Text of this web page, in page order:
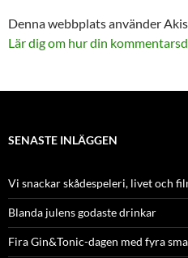
Denna webbplats använder
Lär dig om hur din
SENASTE INLÄGGEN
Vi snackar skådespeleri, livet och
Blanda julens godaste drinkar
Fira Gin&Tonic-dagen med fyra